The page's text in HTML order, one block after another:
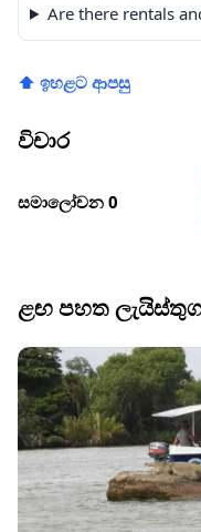
Are there rentals
⬆ ඉහළට ආපසු
විචාර
සමාලෝචන 0
ළඟ පහත